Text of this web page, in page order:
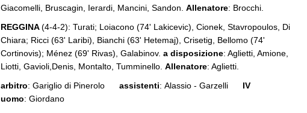
Giacomelli, Bruscagin, Ierardi, Mancini, Sandon. Allenatore: Brocchi.
REGGINA(4-4-2): Turati; Loiacono (74' Lakicevic), Cionek, Stavropoulos, Di
Chiara; Ricci (63' Laribi), Bianchi (63' Hetemaj), Crisetig, Bellomo (74'
Cortinovis); Ménez (69' Rivas), Galabinov. a disposizione: Aglietti, Amione,
Liotti, Gavioli,Denis, Montalto, Tumminello. Allenatore: Aglietti.
arbitro: Gariglio di Pinerolo assistenti: Alassio - Garzelli IV
uomo: Giordano